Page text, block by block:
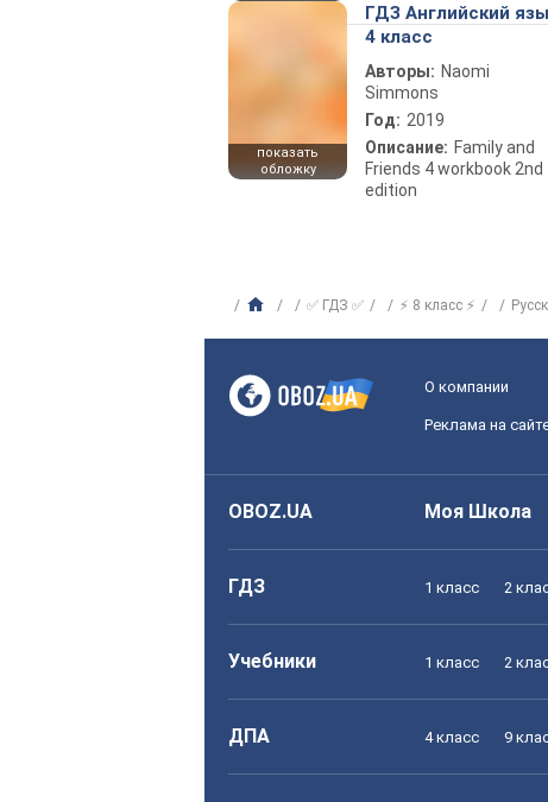
показать
обложку
ГДЗ Английский
4 класс
Авторы: Naomi
Simmons
Год: 2019
Описание: Family and
Friends 4 workbook 2nd
edition
✅ ГДЗ ✅ ⚡ 8 класс ⚡
О компании
Реклама на
OBOZ.UA Моя Школа
ГДЗ 1 класс 2
Учебники 1 класс 2
ДПА 4 класс 9